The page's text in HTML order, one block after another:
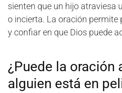
sienten que un hijo atraviesa
o incierta. La oración permite
y confiar en que Dios puede
¿Puede la oración
alguien está en